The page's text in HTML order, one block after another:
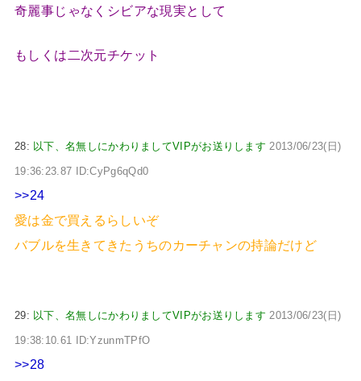
奇麗事じゃなくシビアな現実として
もしくは二次元チケット
28: 以下、名無しにかわりましてVIPがお送りします 2013/06/23(日)
19:36:23.87 ID:CyPg6qQd0
>>24
愛は金で買えるらしいぞ
バブルを生きてきたうちのカーチャンの持論だけど
29: 以下、名無しにかわりましてVIPがお送りします 2013/06/23(日)
19:38:10.61 ID:YzunmTPfO
>>28